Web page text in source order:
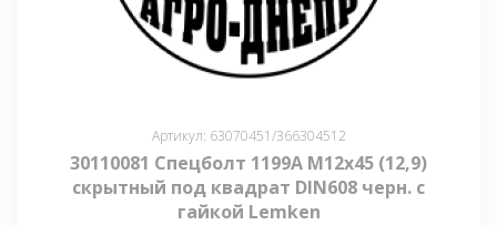
Артикул: 63070451/366304512
30110081 Спецболт 1199A М12х45 (12,9)
скрытный под квадрат DIN608 черн. с
гайкой Lemken